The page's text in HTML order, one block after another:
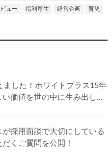
ュー 福利厚生 経営企画
育児
ました！ホワイトプラス15年
価値を世の中に生み出し続
採用面談で大切にしている
くご質問を公開！